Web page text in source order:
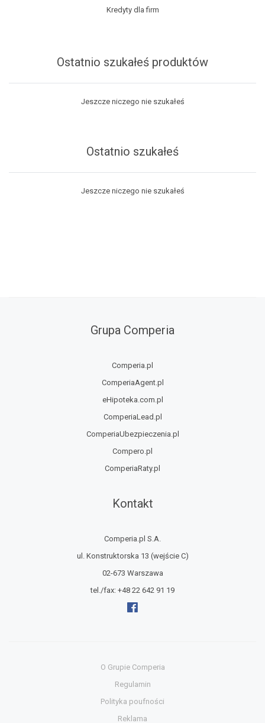
Kredyty dla firm
Ostatnio szukałeś produktów
Jeszcze niczego nie szukałeś
Ostatnio szukałeś
Jeszcze niczego nie szukałeś
Grupa Comperia
Comperia.pl
ComperiaAgent.pl
eHipoteka.com.pl
ComperiaLead.pl
ComperiaUbezpieczenia.pl
Compero.pl
ComperiaRaty.pl
Kontakt
Comperia.pl S.A.
ul. Konstruktorska 13 (wejście C)
02-673 Warszawa
tel./fax: +48 22 642 91 19
O Grupie Comperia
Regulamin
Polityka poufności
Reklama